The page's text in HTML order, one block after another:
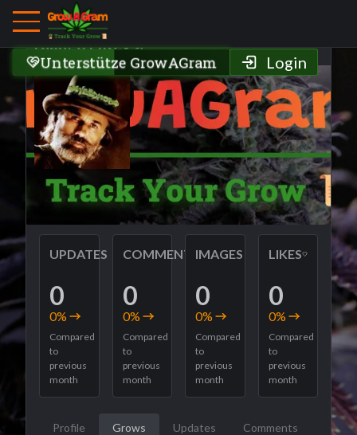
Unterstütze GrowAGram Login
Grower Profile
Django ElRey 🌱
UPDATES
0
0%
Compared
to
previous
month
COMMENTS
0
0%
Compared
to
previous
month
IMAGES
0
0%
Compared
to
previous
month
LIKES
0
0%
Compared
to
previous
month
Profile Grows Updates Comments